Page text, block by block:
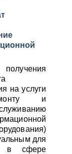
на услуги
и
для
в сфере